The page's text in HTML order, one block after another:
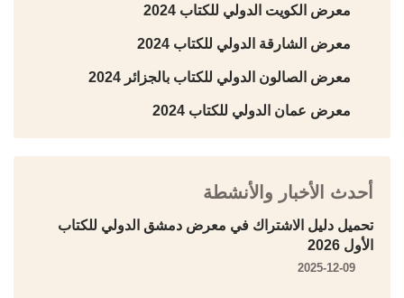
معرض الكويت الدولي للكتاب 2024
معرض الشارقة الدولي للكتاب 2024
معرض الصالون الدولي للكتاب بالجزائر 2024
معرض عمان الدولي للكتاب 2024
أحدث الأخبار والأنشطة
تحميل دليل الاشتراك في معرض دمشق الدولي للكتاب
الأول 2026
2025-12-09